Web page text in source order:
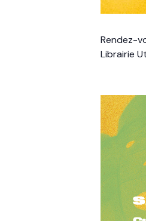
Rendez-
Librairie